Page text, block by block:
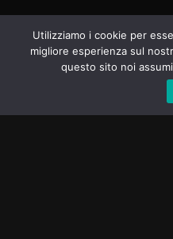
(+39) 339 103 7442
CANALE HEY YOU
Utilizziamo i cookie per
migliore esperienza sul
questo sito noi